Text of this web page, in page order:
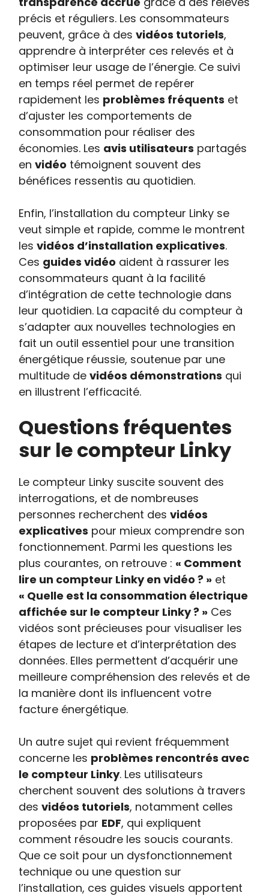
précis et réguliers. Les consommateurs
peuvent, grâce à desvidéos tutoriels,
apprendre à interpréter ces relevés et à
optimiser leur usage de l’énergie. Ce suivi
en temps réel permet de repérer
rapidement les problèmes fréquents et
d’ajuster les comportements de
consommation pour réaliser des
économies. Les avis utilisateurs partagés
envidéo témoignent souvent des
bénéfices ressentis au quotidien.
Enfin, l’installation du compteur Linky se
veut simple et rapide, comme le montrent
lesvidéos d’installation explicatives.
Ces guides vidéo aident à rassurer les
consommateurs quant à la facilité
d’intégration de cette technologie dans
leur quotidien. La capacité du compteur à
s’adapter aux nouvelles technologies en
fait un outil essentiel pour une transition
énergétique réussie, soutenue par une
multitude devidéos démonstrations qui
en illustrent l’efficacité.
Questions fréquentes
sur le compteur Linky
Le compteur Linky suscite souvent des
interrogations, et de nombreuses
personnes recherchent desvidéos
explicatives pour mieux comprendre son
fonctionnement. Parmi les questions les
plus courantes, on retrouve : « Comment
lire un compteur Linky en vidéo ? » et
« Quelle est la consommation électrique
affichée sur le compteur Linky ? » Ces
vidéos sont précieuses pour visualiser les
étapes de lecture et d’interprétation des
données. Elles permettent d’acquérir une
meilleure compréhension des relevés et de
la manière dont ils influencent votre
facture énergétique.
Un autre sujet qui revient fréquemment
concerne les problèmes rencontrés avec
le compteur Linky. Les utilisateurs
cherchent souvent des solutions à travers
desvidéos tutoriels, notamment celles
proposées par EDF, qui expliquent
comment résoudre les soucis courants.
Que ce soit pour un dysfonctionnement
technique ou une question sur
l’installation, ces guides visuels apportent